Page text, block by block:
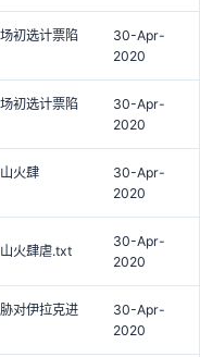
初选计票陷
30-Apr-
2020
初选计票陷
30-Apr-
2020
火肆
30-Apr-
2020
火肆虐.txt
30-Apr-
2020
对伊拉克进
30-Apr-
2020